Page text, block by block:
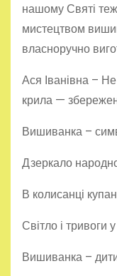
нашому Святі
мистецтвом
власноручно
Ася Іванівна –
крила —
Вишиванка –
Дзеркало
В колисанці
Світло і тривоги
Вишиванка –